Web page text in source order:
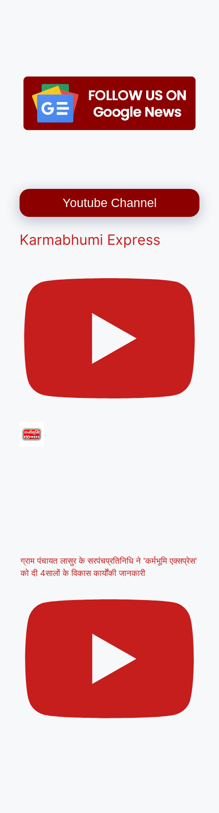
Youtube Channel
Karmabhumi Express
ग्राम पंचायत लासुर के सरपंचप्रतिनिधि ने 'कर्मभूमि एक्सप्रेस'
को दी 4सालों के विकास कार्योंकी जानकारी